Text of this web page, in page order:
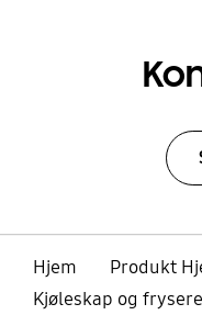
Hjem
Produkt
Kjøleskap og frysere